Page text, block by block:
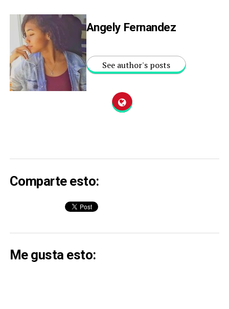
Angely Fernandez
See author's posts
Comparte esto:
Me gusta esto: